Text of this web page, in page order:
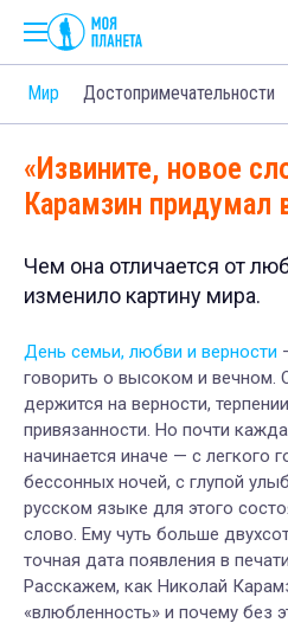
Мир Достопримечательности
«Извините, новое
Карамзин придумал
Чем она отличается от
изменило картину мира.
День семьи, любви и верности
говорить о высоком и вечном.
держится на верности,
привязанности. Но почти
начинается иначе — с легкого
бессонных ночей, с глупой
русском языке для этого
слово. Ему чуть больше
точная дата появления в
Расскажем, как Николай
«влюбленность» и почему без